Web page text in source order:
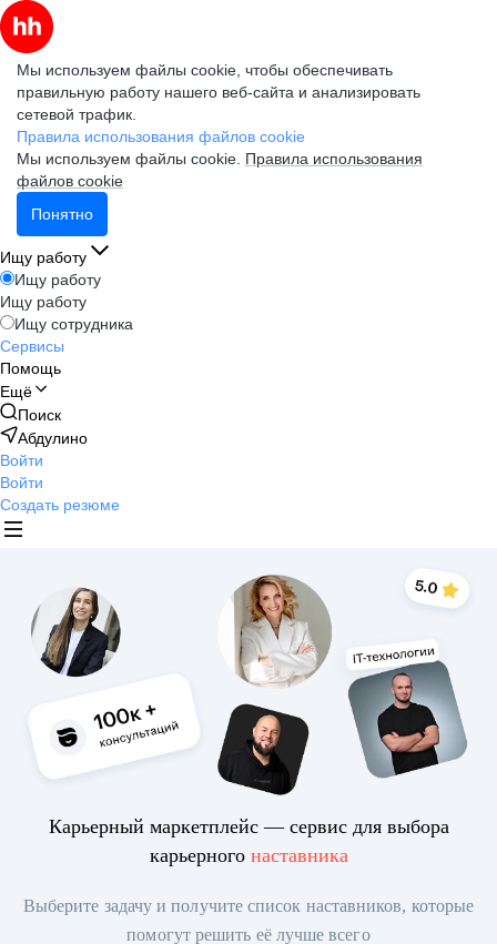
Мы используем файлы cookie, чтобы обеспечивать
правильную работу нашего веб-сайта и анализировать
сетевой трафик.
Правила использования файлов cookie
Мы используем файлы cookie. Правила использования
файлов cookie
Понятно
Ищу работу
Ищу работу
Ищу работу
Ищу сотрудника
Сервисы
Помощь
Ещё
Поиск
Абдулино
Войти
Войти
Создать резюме
Карьерный маркетплейс — сервис для выбора
карьерного наставника
Выберите задачу и получите список наставников, которые
помогут решить её лучше всего